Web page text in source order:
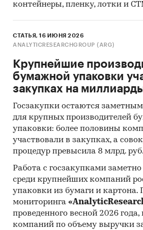
Контент-анализ выполняется
проведения Desk Research
исследование). В общем виде
кабинетного исследования
проанализировать ситуацию
для этикетки и получить
показатели, характеризующие
настоящее время и в будущем.
Источники получения
Базы данных
службы РФ, ФСГС РФ
Материалы DataMonitor,
Eurostat.
Печатные и электронные
специализированные
аналитические обзоры.
контейнеры, пленку, лотки и
СТАТЬЯ, 16 ИЮНЯ 2026
ANALYTICRESEARCHGROUP (ARG)
Крупнейшие
бумажной упаковки
закупках на
Госзакупки остаются
для крупных производителей
упаковки: более половины
участвовали в закупках, а
процедур превысила 8 млрд. руб.
Работа с госзакупками
среди крупнейших компаний
упаковки из бумаги и
мониторинга
проведенного весной 2026
компаний по объему выручки